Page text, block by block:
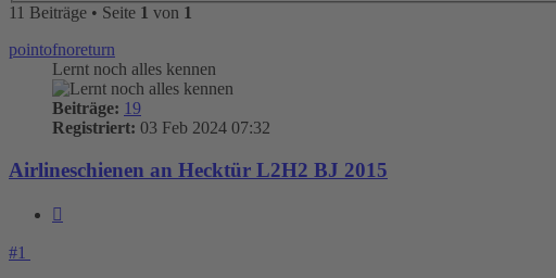
11 Beiträge • Seite 1 von 1
pointofnoreturn
Lernt noch alles kennen
Beiträge: 19
Registriert: 03 Feb 2024 07:32
Airlineschienen an Hecktür L2H2 BJ 2015
#1